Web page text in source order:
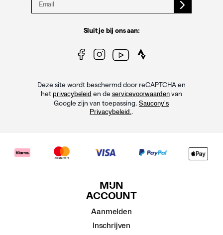
Sluit je bij ons aan:
Deze site wordt beschermd door reCAPTCHA en
het privacybeleid en de servicevoorwaardenvan
Google zijn van toepassing. Saucony's
Privacybeleid..
MIJN
ACCOUNT
Aanmelden
Inschrijven